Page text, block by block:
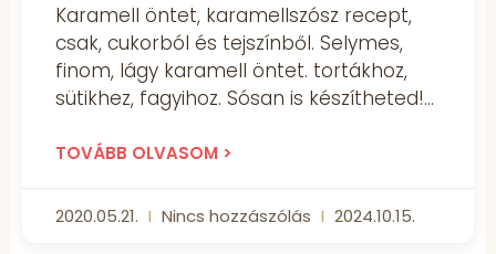
Karamell öntet, karamellszósz recept,
csak, cukorból és tejszínből. Selymes,
finom, lágy karamell öntet. tortákhoz,
sütikhez, fagyihoz. Sósan is készítheted!
TOVÁBB OLVASOM >
2020.05.21. Nincs hozzászólás 2024.10.15.